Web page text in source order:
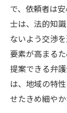
で、依頼者は
士は、法的知
ないよう交渉
要素が高まる
提案できる弁
は、地域の特
せたきめ細や